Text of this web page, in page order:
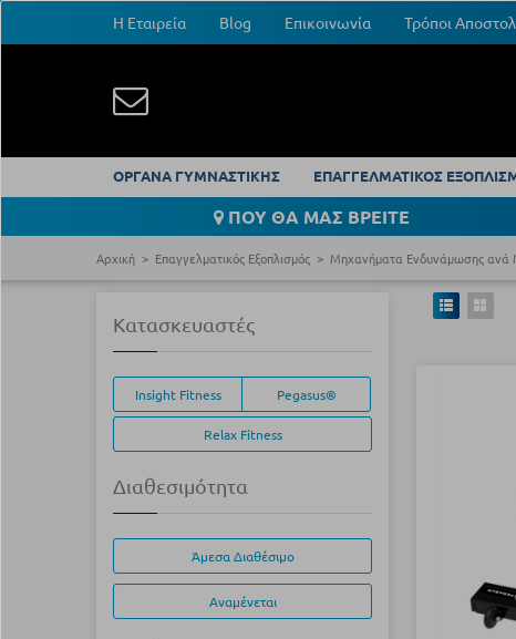
Η Εταιρεία Blog Επικοινωνία Τρόποι
ΟΡΓΑΝΑ ΓΥΜΝΑΣΤΙΚΗΣ ΕΠΑΓΓΕΛΜΑΤΙΚΟΣ
ΠΟΥ ΘΑ ΜΑΣ ΒΡΕΙΤΕ
Αρχική Επαγγελματικός Εξοπλισμός Μηχανήματα Ενδυνάμωσης ανά
Κατασκευαστές
Insight Fitness Pegasus®
Relax Fitness
Διαθεσιμότητα
Άμεσα Διαθέσιμο
Αναμένεται